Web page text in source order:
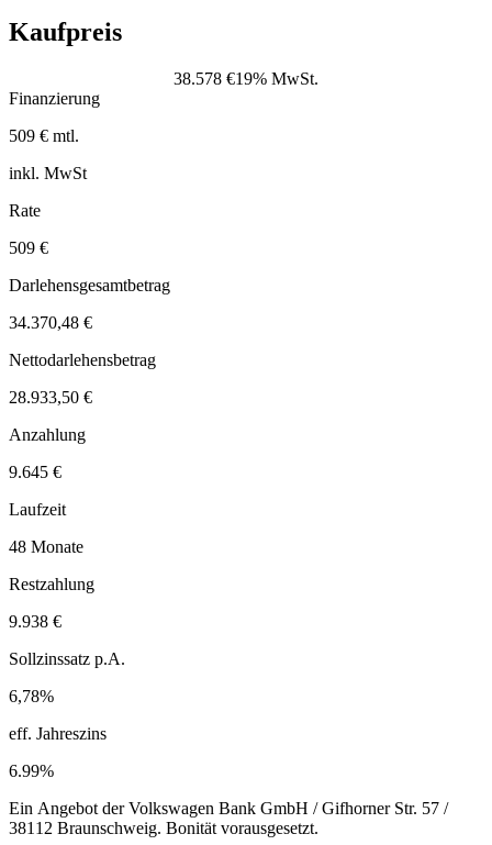
Kaufpreis
38.578 €19% MwSt.
Finanzierung
509 € mtl.
inkl. MwSt
Rate
509 €
Darlehensgesamtbetrag
34.370,48 €
Nettodarlehensbetrag
28.933,50 €
Anzahlung
9.645 €
Laufzeit
48 Monate
Restzahlung
9.938 €
Sollzinssatz p.A.
6,78%
eff. Jahreszins
6.99%
Ein Angebot der Volkswagen Bank GmbH / Gifhorner Str. 57 /
38112 Braunschweig. Bonität vorausgesetzt.